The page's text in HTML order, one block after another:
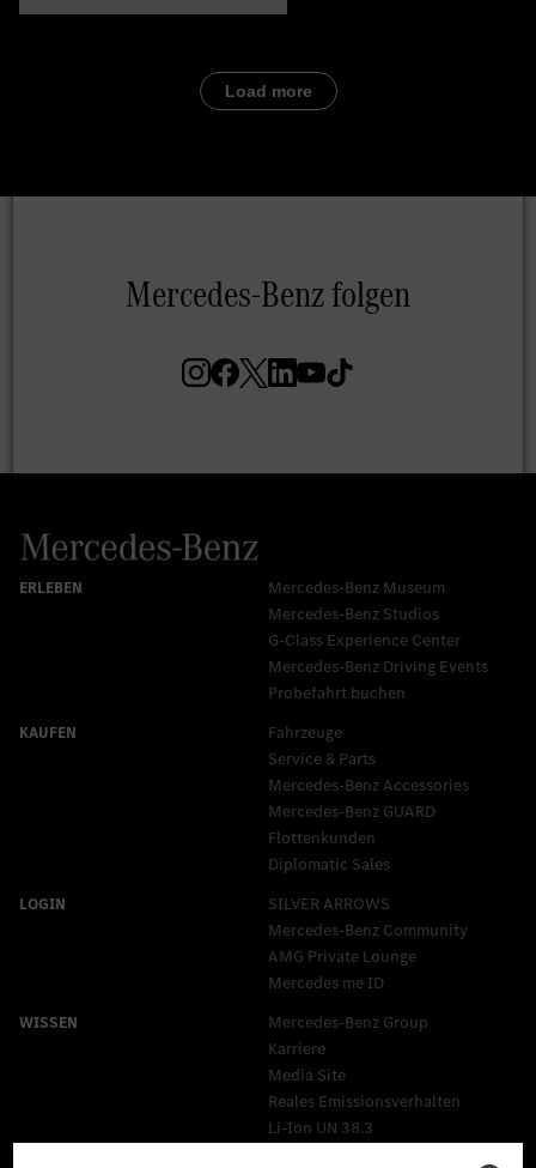
Mercedes-Benz Museum
Mercedes-Benz Studios
G-Class Experience Center
Mercedes-Benz Driving Events
Probefahrt buchen
Fahrzeuge
Service & Parts
Mercedes-Benz Accessories
Mercedes‑Benz GUARD
Flottenkunden
Diplomatic Sales
SILVER ARROWS
Mercedes-Benz Community
AMG Private Lounge
Mercedes me ID
Mercedes-Benz Group
Karriere
Media Site
Reales Emissionsverhalten
Li-Ion UN 38.3